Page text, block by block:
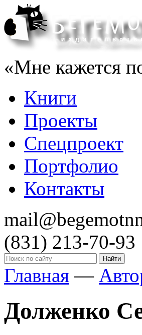
«Мне кажется
Книги
Проекты
Спецпроект
Портфолио
Контакты
(831) 213-70-93
Главная —
Долженко